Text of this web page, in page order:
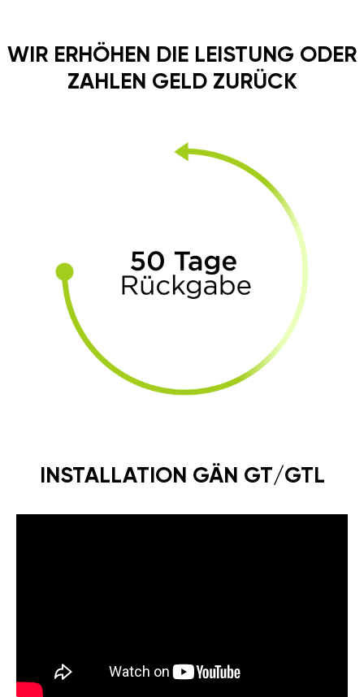
WIR ERHÖHEN DIE LEISTUNG ODER
ZAHLEN GELD ZURÜCK
INSTALLATION GÄN GT/GTL